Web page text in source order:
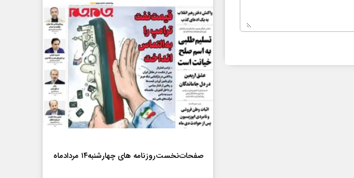
صفحات‌نخست‌روزنامه ها‌ی چهارشنبه‌۱۴ مردادماه